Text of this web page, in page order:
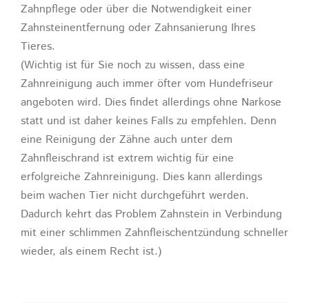
Zahnpflege oder über die Notwendigkeit einer
Zahnsteinentfernung oder Zahnsanierung Ihres
Tieres.
(Wichtig ist für Sie noch zu wissen, dass eine
Zahnreinigung auch immer öfter vom Hundefriseur
angeboten wird. Dies findet allerdings ohne Narkose
statt und ist daher keines Falls zu empfehlen. Denn
eine Reinigung der Zähne auch unter dem
Zahnfleischrand ist extrem wichtig für eine
erfolgreiche Zahnreinigung. Dies kann allerdings
beim wachen Tier nicht durchgeführt werden.
Dadurch kehrt das Problem Zahnstein in Verbindung
mit einer schlimmen Zahnfleischentzündung schneller
wieder, als einem Recht ist.)